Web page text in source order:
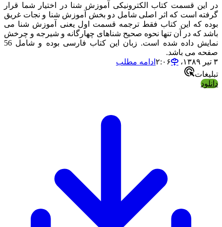
در این قسمت کتاب الکترونیکی آموزش شنا در اختیار شما قرار
گرفته است که اثر اصلی شامل دو بخش آموزش شنا و نجات غریق
بوده که این کتاب فقط ترجمه قسمت اول یعنی آموزش شنا می
باشد که در آن تنها نحوه صحیح شناهای چهارگانه و شیرجه و چرخش
نمایش داده شده است. زبان این کتاب فارسی بوده و شامل 56
صفحه می باشد.
۳ تیر ۱۳۸۹،‏ ۲:۰۶
ادامه مطلب
تبلیغات
دانلود